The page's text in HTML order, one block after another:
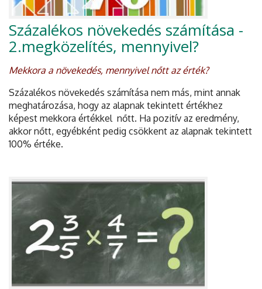
Százalékos növekedés számítása -
2.megközelítés, mennyivel?
Mekkora a növekedés, mennyivel nőtt az érték?
Százalékos növekedés számítása nem más, mint annak
meghatározása, hogy az alapnak tekintett értékhez
képest mekkora értékkel nőtt. Ha pozitív az eredmény,
akkor nőtt, egyébként pedig csökkent az alapnak tekintett
100% értéke.